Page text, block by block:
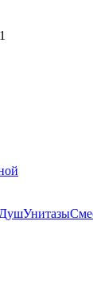
ДушУнитазы